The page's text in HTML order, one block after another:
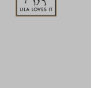
Bildergalerie